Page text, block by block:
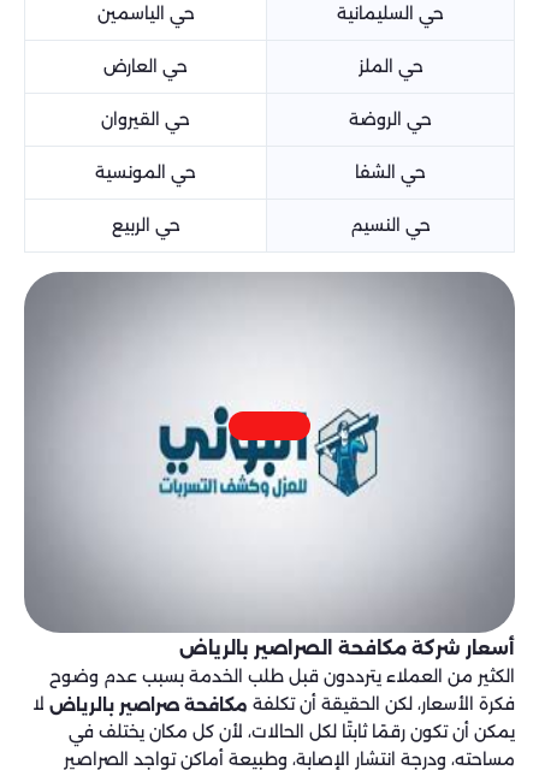
حي السليمانية حي الياسمين
حي الملز حي العارض
حي الروضة حي القيروان
حي الشفا حي المونسية
حي النسيم حي الربيع
أسعار شركة مكافحة الصراصير بالرياض
الكثير من العملاء يترددون قبل طلب الخدمة بسبب عدم وضوح
فكرة الأسعار، لكن الحقيقة أن تكلفةمكافحة صراصير بالرياضلا
يمكن أن تكون رقمًا ثابتًا لكل الحالات، لأن كل مكان يختلف في
مساحته، ودرجة انتشار الإصابة، وطبيعة أماكن تواجد الصراصير